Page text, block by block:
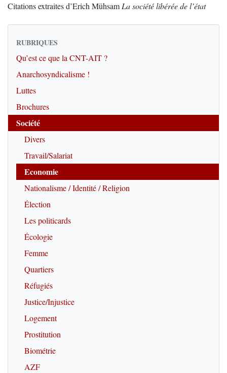
Citations extraites d’Erich Mühsam La société libérée de l’état
RUBRIQUES
Qu’est ce que la CNT-AIT ?
Anarchosyndicalisme !
Luttes
Brochures
Société
Divers
Travail/Salariat
Economie
Nationalisme / Identité / Religion
Élection
Les politicards
Écologie
Femme
Quartiers
Réfugiés
Justice/Injustice
Logement
Prostitution
Biométrie
AZF